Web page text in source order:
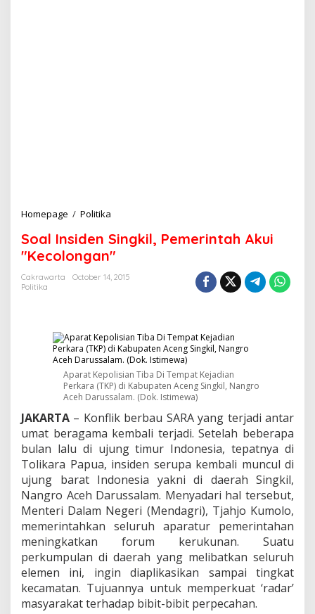
Homepage / Politika
a
l
n
n
S
i
n
g
k
i
l
,
P
e
m
e
r
i
n
a
h
A
k
u
Soal Insiden Singkil, Pemerintah Akui
"Kecolongan"
Cakrawarta
October 14, 2015
Politika
Aparat Kepolisian Tiba Di Tempat Kejadian
Perkara (TKP) di Kabupaten Aceng Singkil, Nangro
Aceh Darussalam. (Dok. Istimewa)
JAKARTA – Konflik berbau SARA yang terjadi antar
umat beragama kembali terjadi. Setelah beberapa
bulan lalu di ujung timur Indonesia, tepatnya di
Tolikara Papua, insiden serupa kembali muncul di
ujung barat Indonesia yakni di daerah Singkil,
Nangro Aceh Darussalam. Menyadari hal tersebut,
Menteri Dalam Negeri (Mendagri), Tjahjo Kumolo,
memerintahkan seluruh aparatur pemerintahan
meningkatkan forum kerukunan. Suatu
perkumpulan di daerah yang melibatkan seluruh
elemen ini, ingin diaplikasikan sampai tingkat
kecamatan. Tujuannya untuk memperkuat ‘radar’
masyarakat terhadap bibit-bibit perpecahan.